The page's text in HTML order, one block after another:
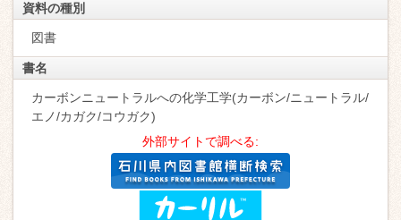
資料の種別
図書
書名
カーボンニュートラルへの化学工学(カーボン/ニュートラル/
エノ/カガク/コウガク)
外部サイトで調べる: